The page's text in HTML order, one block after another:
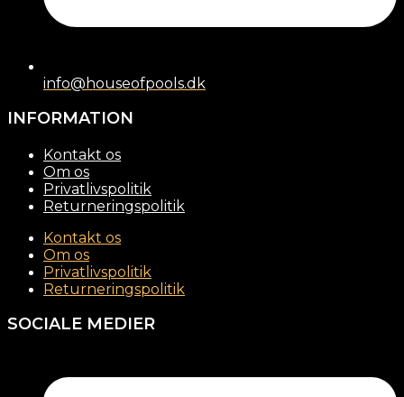
info@houseofpools.dk
INFORMATION
Kontakt os
Om os
Privatlivspolitik
Returneringspolitik
Kontakt os
Om os
Privatlivspolitik
Returneringspolitik
SOCIALE MEDIER